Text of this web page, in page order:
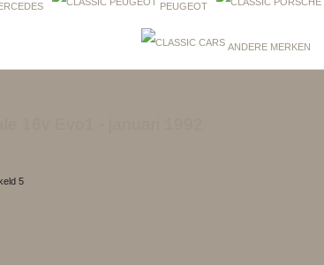
PEUGEOT
ANDERE MERKEN
5